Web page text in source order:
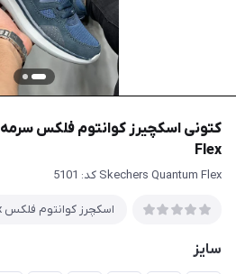
Flex
Skechers Quantum Flex کد: 5101
اسکچرز کوانتوم فلکس Skechers Quantum Flex
سایز